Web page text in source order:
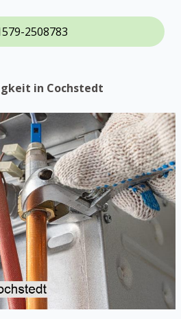
2508783
in Cochstedt